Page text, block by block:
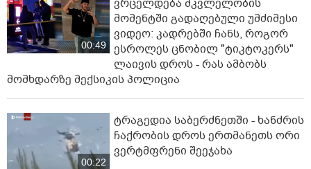
00:49
ვრცელდება მკვლელობის
მომენტში გადაღებული უმძიმესი
ვიდეო: კადრებში ჩანს, როგორ
ესროლეს ცნობილ "ტიკტოკერს"
ლაივის დროს - რას ამბობს
მომხდარზე მექსიკის პოლიცია
00:22
ტრაგედია საბერძნეთში - ხანძრის
ჩაქრობის დროს ერთმანეთს ორი
ვერტმფრენი შეეჯახა